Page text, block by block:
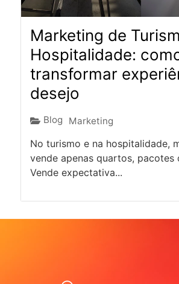
Marketing de
Hospitalidade:
transformar
desejo
Blog Marketing
No turismo e na hospitalidade,
vende apenas quartos, pacotes
Vende expectativa...